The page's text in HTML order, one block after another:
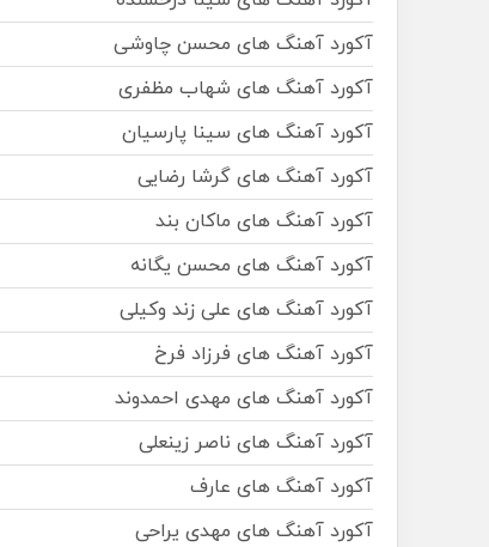
آکورد آهنگ های محسن چاوشی
آکورد آهنگ های شهاب مظفری
آکورد آهنگ های سینا پارسیان
آکورد آهنگ های گرشا رضایی
آکورد آهنگ های ماکان بند
آکورد آهنگ های محسن یگانه
آکورد آهنگ های علی زند وکیلی
آکورد آهنگ های فرزاد فرخ
آکورد آهنگ های مهدی احمدوند
آکورد آهنگ های ناصر زینعلی
آکورد آهنگ های عارف
آکورد آهنگ های مهدی یراحی